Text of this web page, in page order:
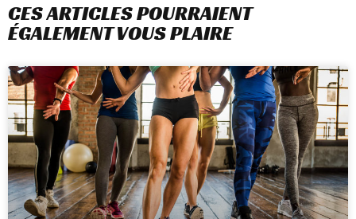
CES ARTICLES POURRAIENT
ÉGALEMENT VOUS PLAIRE